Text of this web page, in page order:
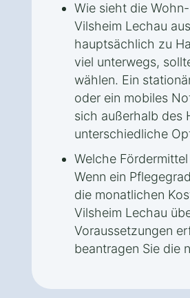
Wie sieht die
Vilsheim Lechau
hauptsächlich zu
viel unterwegs,
wählen. Ein
oder ein mobiles
sich außerhalb des
unterschiedliche
Welche
Wenn ein
die monatlichen
Vilsheim Lechau
Voraussetzungen
beantragen Sie die